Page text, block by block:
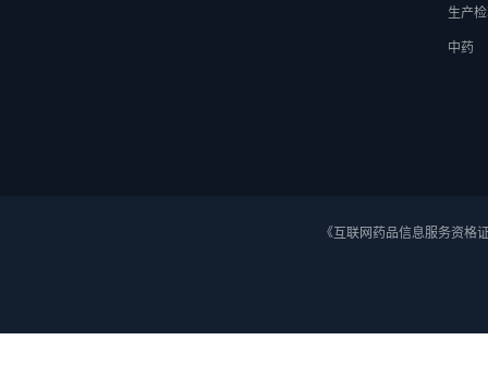
生产
中药
《互联网药品信息服务资